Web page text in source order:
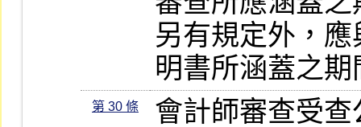
另有規定外，
明書所涵蓋之
第 30 條
會計師審查受